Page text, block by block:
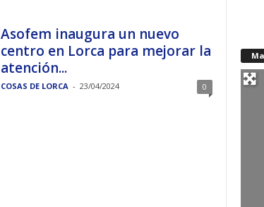
Asofem inaugura un nuevo
centro en Lorca para mejorar la
atención...
COSAS DE LORCA - 23/04/2024 0